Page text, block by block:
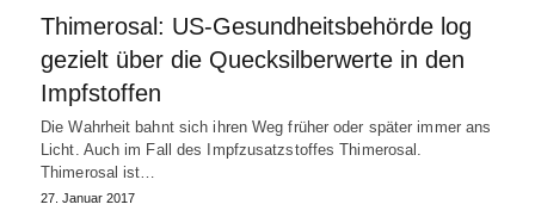
Thimerosal: US-Gesundheitsbehörde log
gezielt über die Quecksilberwerte in den
Impfstoffen
Die Wahrheit bahnt sich ihren Weg früher oder später immer ans
Licht. Auch im Fall des Impfzusatzstoffes Thimerosal.
Thimerosal ist…
27. Januar 2017